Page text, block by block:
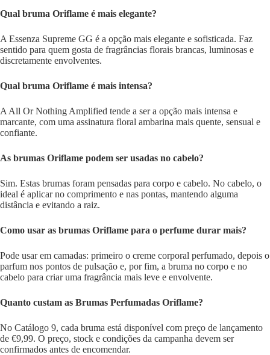
Qual bruma Oriflame é mais elegante?
A Essenza Supreme GG é a opção mais elegante e sofisticada. Faz
sentido para quem gosta de fragrâncias florais brancas, luminosas e
discretamente envolventes.
Qual bruma Oriflame é mais intensa?
A All Or Nothing Amplified tende a ser a opção mais intensa e
marcante, com uma assinatura floral ambarina mais quente, sensual e
confiante.
As brumas Oriflame podem ser usadas no cabelo?
Sim. Estas brumas foram pensadas para corpo e cabelo. No cabelo, o
ideal é aplicar no comprimento e nas pontas, mantendo alguma
distância e evitando a raiz.
Como usar as brumas Oriflame para o perfume durar mais?
Pode usar em camadas: primeiro o creme corporal perfumado, depois o
parfum nos pontos de pulsação e, por fim, a bruma no corpo e no
cabelo para criar uma fragrância mais leve e envolvente.
Quanto custam as Brumas Perfumadas Oriflame?
No Catálogo 9, cada bruma está disponível com preço de lançamento
de €9,99. O preço, stock e condições da campanha devem ser
confirmados antes de encomendar.